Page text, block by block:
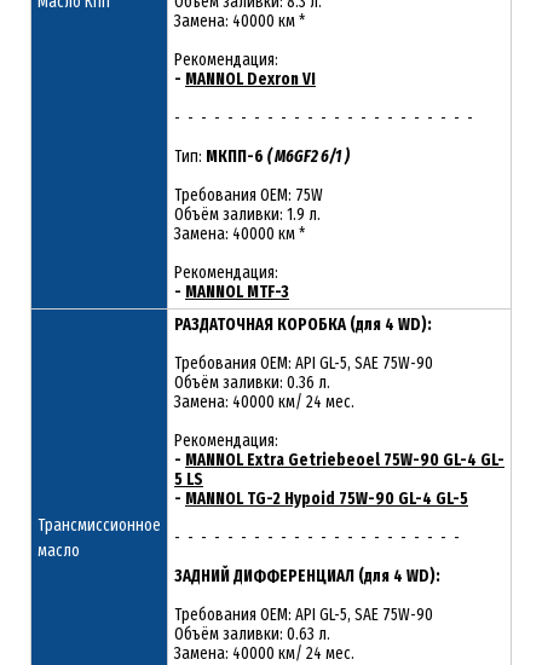
Замена: 40000 км *
Рекомендация:
- MANNOL Dexron VI
- - - - - - - - - - - - - - - - - - - - - - -
Тип: МКПП-6 ( M6GF2 6/1 )
Требования OEM: 75W
Объём заливки: 1.9 л.
Замена: 40000 км *
Рекомендация:
- MANNOL MTF-3
Трансмиссионное
масло
РАЗДАТОЧНАЯ КОРОБКА (для 4 WD):
Требования OEM: API GL-5, SAE 75W-90
Объём заливки: 0.36 л.
Замена: 40000 км/ 24 мес.
Рекомендация:
- MANNOL Extra Getriebeoel 75W-90 GL-4 GL-
5 LS
- MANNOL TG-2 Hypoid 75W-90 GL-4 GL-5
- - - - - - - - - - - - - - - - - - - - - -
ЗАДНИЙ ДИФФЕРЕНЦИАЛ (для 4 WD):
Требования OEM: API GL-5, SAE 75W-90
Объём заливки: 0.63 л.
Замена: 40000 км/ 24 мес.